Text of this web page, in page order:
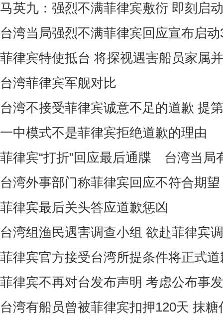
马英九：强烈不满菲律宾敷衍 即刻启
台湾当局强烈不满菲律宾回应宣布启
菲律宾特使抵台 将探视遇害船员家属
台湾菲律宾军舰对比
台湾不接受菲律宾诚意不足的道歉 提
一中模式不是菲律宾拒绝道歉的理由
菲律宾“打折”回应最后通牒 台湾当局
台湾外事部门称菲律宾回应不符合期望
菲律宾最后关头答应道歉惩凶
台湾组渔民遇害调查小组 欲赴菲律宾
菲律宾官方接受台湾所提条件将正式
菲律宾不再对台发布声明 考虑公布事
台湾有船员曾被菲律宾扣押120天 抹糖